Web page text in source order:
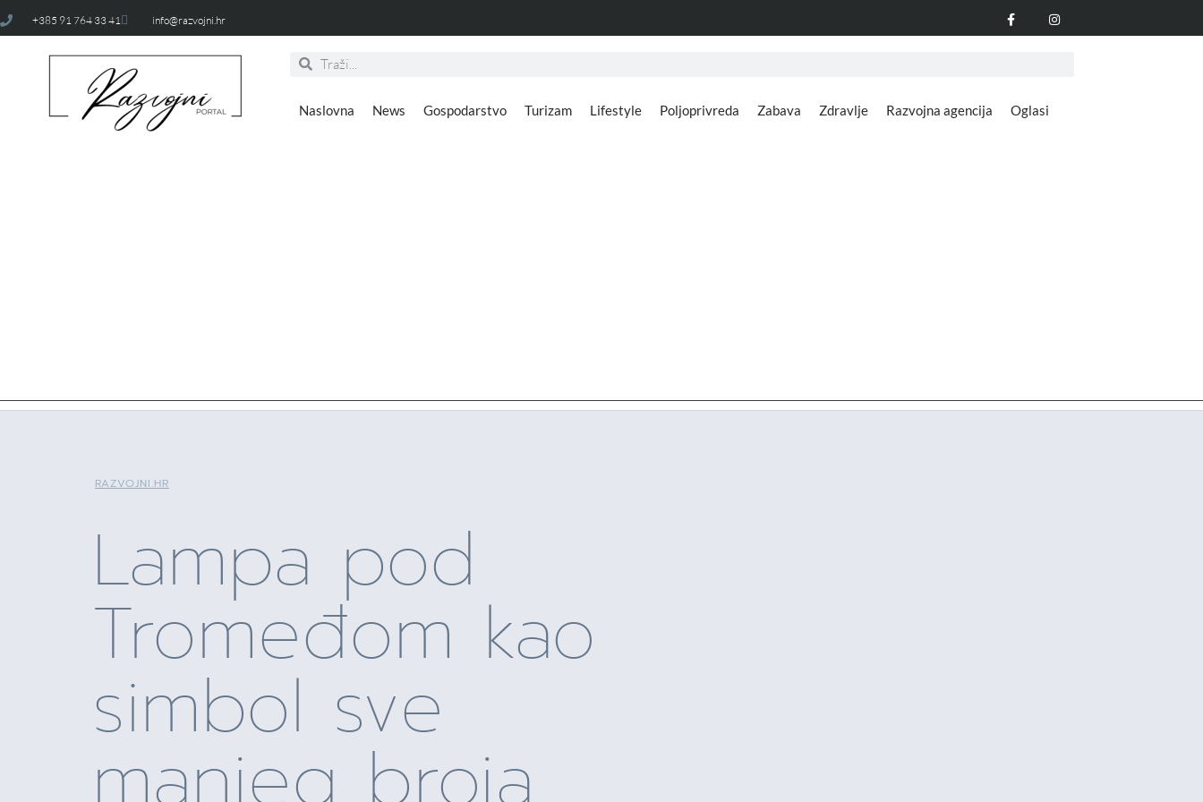
+385 91 764 33 41 info@razvojni.hr
Naslovna News Gospodarstvo Turizam Lifestyle Poljoprivreda Zabava Zdravlje Razvojna agencija Oglasi
RAZVOJNI.HR
Lampa pod
Tromeđom kao
simbol sve